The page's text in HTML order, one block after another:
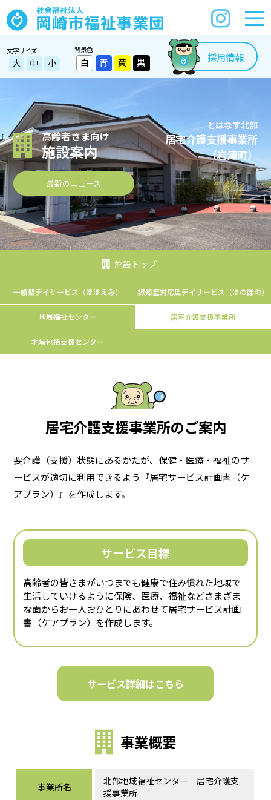
文字サイズ
大 中 小
背景色
白 青 黄 黒 採用情報
高齢者さま向け
施設案内
最新のニュース
とはなす北部
居宅介護支援事業所
（岩津町）
施設トップ
一般型デイサービス（ほほえみ） 認知症対応型デイサービス（ほのぼの）
地域福祉センター 居宅介護支援事業所
地域包括支援センター
居宅介護支援事業所のご案内
要介護（支援）状態にあるかたが、保健・医療・福祉のサ
ービスが適切に利用できるよう 『居宅サービス計画書（ケ
アプラン）』を作成します。
サービス目標
高齢者の皆さまがいつまでも健康で住み慣れた地域で
生活していけるように保険、医療、福祉などさまざま
な面からお一人おひとりにあわせて居宅サービス計画
書（ケアプラン）を作成します。
サービス詳細はこちら
事業概要
事業所名
北部地域福祉センター 居宅介護支
援事業所